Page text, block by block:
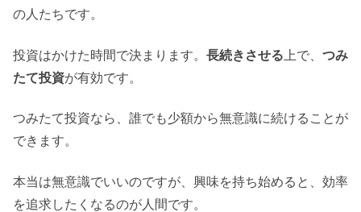
の人たちです。
投資はかけた時間で決まります。 長続きさせる 上で、 つみ
たて投資が有効です。
つみたて投資なら、誰でも少額から無意識に続けることが
できます。
本当は無意識でいいのですが、興味を持ち始めると、効率
を追求したくなるのが人間です。